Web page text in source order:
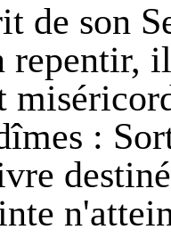
de son
repentir,
: